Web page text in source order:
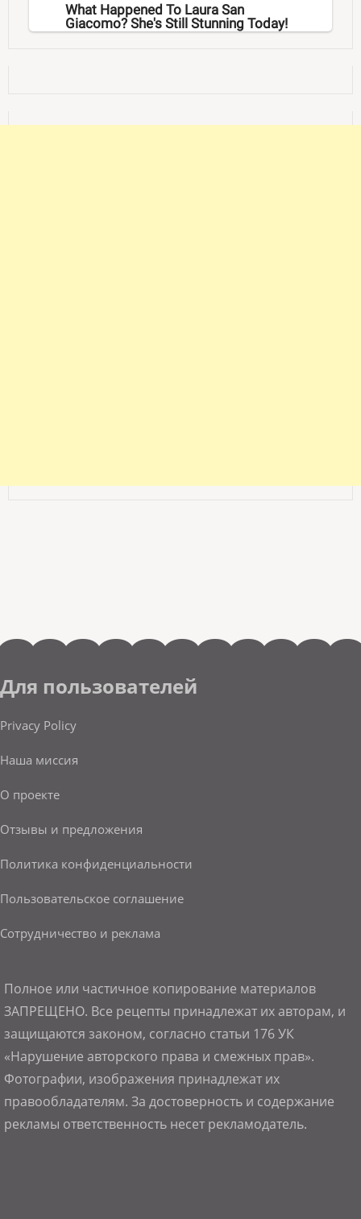
What Happened To Laura San
Giacomo? She's Still Stunning Today!
Для пользователей
Privacy Policy
Наша миссия
О проекте
Отзывы и предложения
Политика конфиденциальности
Пользовательское соглашение
Сотрудничество и реклама
Полное или частичное копирование материалов
ЗАПРЕЩЕНО. Все рецепты принадлежат их авторам, и
защищаются законом, согласно статьи 176 УК
«Нарушение авторского права и смежных прав».
Фотографии, изображения принадлежат их
правообладателям. За достоверность и содержание
рекламы ответственность несет рекламодатель.